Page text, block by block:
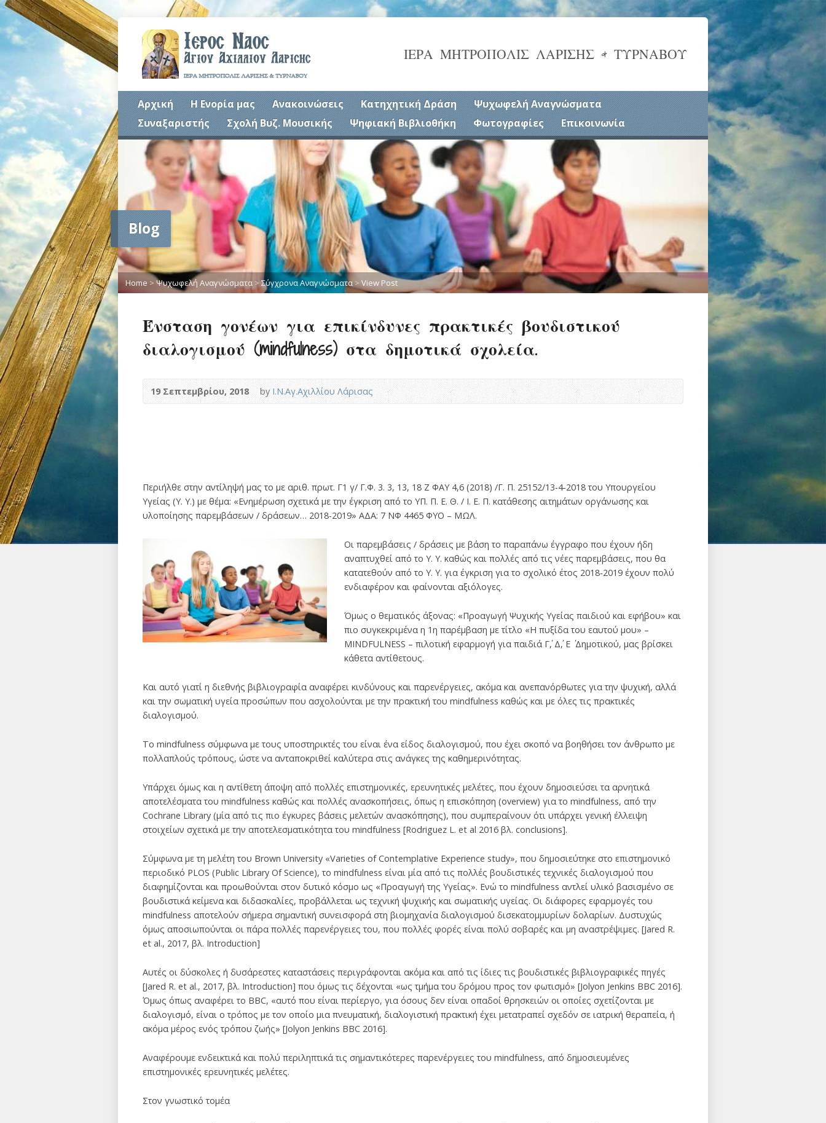
ΙΕΡΑ ΜΗΤΡΟΠΟΛΙΣ ΛΑΡΙΣΗΣ & ΤΥΡΝΑΒΟΥ
Αρχική Η Ενορία μας Ανακοινώσεις Κατηχητική Δράση
Ψυχωφελή Αναγνώσματα
Συναξαριστής
Σχολή Βυζ. Μουσικής Ψηφιακή Βιβλιοθήκη Φωτογραφίες Επικοινωνία
Blog
Home > Ψυχωφελή Αναγνώσματα >Σύγχρονα Αναγνώσματα > View Post
Ένσταση γονέων για επικίνδυνες πρακτικές βουδιστικού
διαλογισμού (mindfulness) στα δημοτικά σχολεία.
19 Σεπτεμβρίου, 2018 byΙ.Ν.Αγ.Αχιλλίου Λάρισας
Περιήλθε στην αντίληψή μας το με αριθ. πρωτ. Γ1 γ/ Γ.Φ. 3. 3, 13, 18 Ζ ΦΑΥ 4,6 (2018) /Γ. Π. 25152/13-4-2018 του Υπουργείου
Υγείας (Υ. Υ.) με θέμα: «Ενημέρωση σχετικά με την έγκριση από το ΥΠ. Π. Ε. Θ. / Ι. Ε. Π. κατάθεσης αιτημάτων οργάνωσης και
υλοποίησης παρεμβάσεων / δράσεων… 2018-2019» ΑΔΑ: 7 ΝΦ 4465 ΦΥΟ – ΜΩΛ.
Οι παρεμβάσεις / δράσεις με βάση το παραπάνω έγγραφο που έχουν ήδη
αναπτυχθεί από το Υ. Υ. καθώς και πολλές από τις νέες παρεμβάσεις, που θα
κατατεθούν από το Υ. Υ. για έγκριση για το σχολικό έτος 2018-2019 έχουν πολύ
ενδιαφέρον και φαίνονται αξιόλογες.
Όμως ο θεματικός άξονας: «Προαγωγή Ψυχικής Υγείας παιδιού και εφήβου» και
πιο συγκεκριμένα η 1η παρέμβαση με τίτλο «Η πυξίδα του εαυτού μου» –
MINDFULNESS – πιλοτική εφαρμογή για παιδιά Γ΄, Δ΄, Ε ΄ Δημοτικού, μας βρίσκει
κάθετα αντίθετους.
Και αυτό γιατί η διεθνής βιβλιογραφία αναφέρει κινδύνους και παρενέργειες, ακόμα και ανεπανόρθωτες για την ψυχική, αλλά
και την σωματική υγεία προσώπων που ασχολούνται με την πρακτική του mindfulness καθώς και με όλες τις πρακτικές
διαλογισμού.
Το mindfulness σύμφωνα με τους υποστηρικτές του είναι ένα είδος διαλογισμού, που έχει σκοπό να βοηθήσει τον άνθρωπο με
πολλαπλούς τρόπους, ώστε να ανταποκριθεί καλύτερα στις ανάγκες της καθημερινότητας.
Υπάρχει όμως και η αντίθετη άποψη από πολλές επιστημονικές, ερευνητικές μελέτες, που έχουν δημοσιεύσει τα αρνητικά
αποτελέσματα του mindfulness καθώς και πολλές ανασκοπήσεις, όπως η επισκόπηση (overview) για το mindfulness, από την
Cochrane Library (μία από τις πιο έγκυρες βάσεις μελετών ανασκόπησης), που συμπεραίνουν ότι υπάρχει γενική έλλειψη
στοιχείων σχετικά με την αποτελεσματικότητα του mindfulness [Rodriguez L. et al 2016 βλ. conclusions].
Σύμφωνα με τη μελέτη του Brown University «Varieties of Contemplative Experience study», που δημοσιεύτηκε στο επιστημονικό
περιοδικό PLOS (Public Library Of Science), το mindfulness είναι μία από τις πολλές βουδιστικές τεχνικές διαλογισμού που
διαφημίζονται και προωθούνται στον δυτικό κόσμο ως «Προαγωγή της Υγείας». Ενώ το mindfulness αντλεί υλικό βασισμένο σε
βουδιστικά κείμενα και διδασκαλίες, προβάλλεται ως τεχνική ψυχικής και σωματικής υγείας. Οι διάφορες εφαρμογές του
mindfulness αποτελούν σήμερα σημαντική συνεισφορά στη βιομηχανία διαλογισμού δισεκατομμυρίων δολαρίων. Δυστυχώς
όμως αποσιωπούνται οι πάρα πολλές παρενέργειες του, που πολλές φορές είναι πολύ σοβαρές και μη αναστρέψιμες. [Jared R.
et al., 2017, βλ. I­n­t­r­o­d­u­c­t­i­on]
Αυτές οι δύσκολες ή δυσάρεστες καταστάσεις περιγράφονται ακόμα και από τις ίδιες τις βουδιστικές βιβλιογραφικές πηγές
[Jared R. et al., 2017, βλ. Introduction] που όμως τις δέχονται «ως τμήμα του δρόμου προς τον φωτισμό» [Jolyon Jenkins ΒΒC 2016].
Όμως όπως αναφέρει το BBC, «αυτό που είναι περίεργο, για όσους δεν είναι οπαδοί θρησκειών οι οποίες σχετίζονται με
διαλογισμό, είναι ο τρόπος με τον οποίο μια πνευματική, διαλογιστική πρακτική έχει μετατραπεί σχεδόν σε ιατρική θεραπεία, ή
ακόμα μέρος ενός τρόπου ζωής» [Jolyon Jenkins ΒΒC 2016].
Αναφέρουμε ενδεικτικά και πολύ περιληπτικά τις σημαντικότερες παρενέργειες του mindfulness, από δημοσιευμένες
επιστημονικές ερευνητικές μελέτες.
Στον γνωστικό τομέα